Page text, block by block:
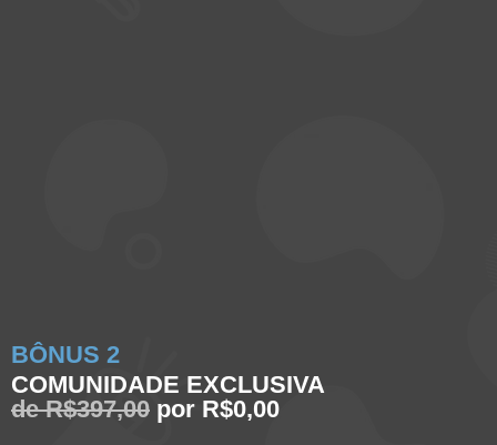
BÔNUS 2
COMUNIDADE EXCLUSIVA
de R$397,00 por R$0,00